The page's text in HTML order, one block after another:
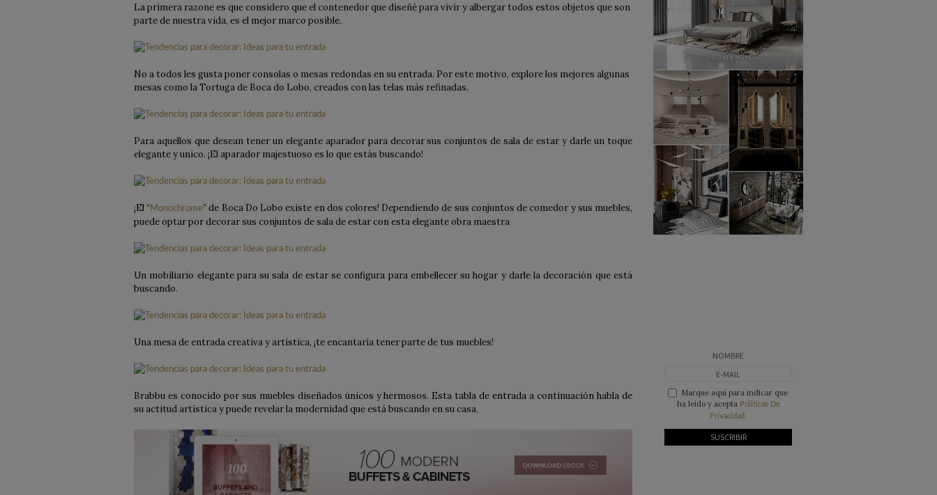
La primera razone es que considero que el contenedor que diseñé para vivir y albergar todos estos objetos que son
parte de nuestra vida, es el mejor marco posible.
No a todos les gusta poner consolas o mesas redondas en su entrada. Por este motivo, explore los mejores algunas
mesas como la Tortuga de Boca do Lobo, creados con las telas más refinadas.
Para aquellos que desean tener un elegante aparador para decorar sus conjuntos de sala de estar y darle un toque
elegante y unico. ¡El aparador majestuoso es lo que estás buscando!
¡El “ Monochrome” de Boca Do Lobo existe en dos colores! Dependiendo de sus conjuntos de comedor y sus muebles,
puede optar por decorar sus conjuntos de sala de estar con esta elegante obra maestra
Un mobiliario elegante para su sala de estar se configura para embellecer su hogar y darle la decoración que está
buscando.
Una mesa de entrada creativa y artística, ¡te encantaría tener parte de tus muebles!
Brabbu es conocido por sus muebles diseñados únicos y hermosos. Esta tabla de entrada a continuación habla de
su actitud artística y puede revelar la modernidad que está buscando en su casa.
Marque aquí para indicar que
ha leído y acepta Politicas De
Privacidad.